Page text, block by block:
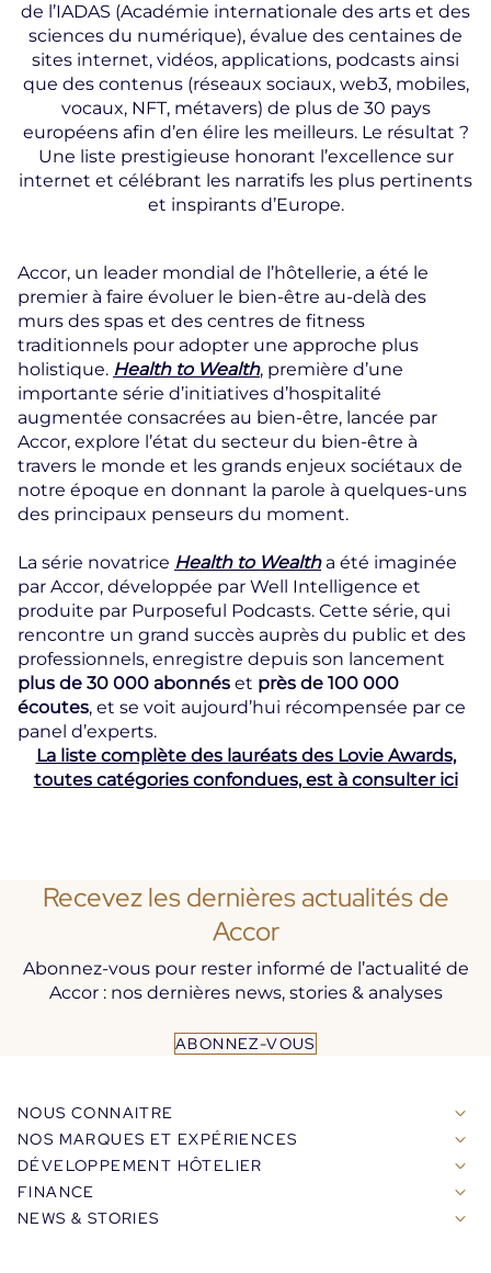
de l’IADAS (Académie internationale des arts et des
sciences du numérique), évalue des centaines de
sites internet, vidéos, applications, podcasts ainsi
que des contenus (réseaux sociaux, web3, mobiles,
vocaux, NFT, métavers) de plus de 30 pays
européens afin d’en élire les meilleurs. Le résultat ?
Une liste prestigieuse honorant l’excellence sur
internet et célébrant les narratifs les plus pertinents
et inspirants d’Europe.
Accor, un leader mondial de l’hôtellerie, a été le
premier à faire évoluer le bien-être au-delà des
murs des spas et des centres de fitness
traditionnels pour adopter une approche plus
holistique. Health to Wealth, première d’une
importante série d’initiatives d’hospitalité
augmentée consacrées au bien-être, lancée par
Accor, explore l’état du secteur du bien-être à
travers le monde et les grands enjeux sociétaux de
notre époque en donnant la parole à quelques-uns
des principaux penseurs du moment.
La série novatrice Health to Wealtha été imaginée
par Accor, développée par Well Intelligence et
produite par Purposeful Podcasts. Cette série, qui
rencontre un grand succès auprès du public et des
professionnels, enregistre depuis son lancement
plus de 30 000 abonnés et près de 100 000
écoutes, et se voit aujourd’hui récompensée par ce
panel d’experts.
La liste complète des lauréats des Lovie Awards,
toutes catégories confondues, est à consulter ici
Recevez les dernières actualités de
Accor
Abonnez-vous pour rester informé de l’actualité de
Accor : nos dernières news, stories & analyses
ABONNEZ-VOUS
NOUS CONNAITRE
NOS MARQUES ET EXPÉRIENCES
DÉVELOPPEMENT HÔTELIER
FINANCE
NEWS & STORIES